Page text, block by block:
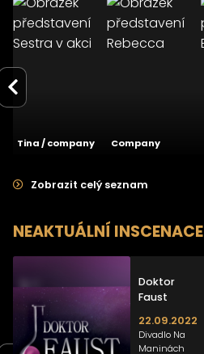
Tina / company
Sestra v
Company
Zobrazit celý seznam
NEAKTUÁLNÍ INSCENACE
Doktor
Faust
22.09.2022
Divadlo Na
Maninách